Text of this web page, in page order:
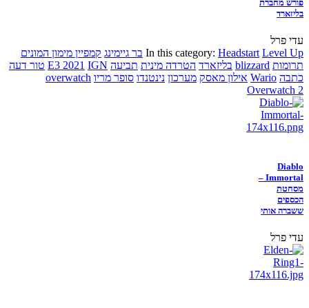
פורש מחברת
בליזארד
עדי פרל
In this category: Headstart Level Up בר גיימינג קמפיין מימון המונים
תרומות blizzard בליזארד הטרדה מינית תביעה E3 2021 IGN
טור דעה
כתבה Wario אילון מאסק מערכון נינטנדו סופר מריו overwatch
Overwatch 2
Diablo
Immortal –
מסחטת
הכספים
ששברה אותי
עדי פרל